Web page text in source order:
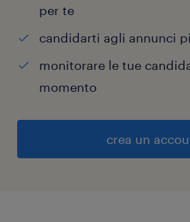
per te
candidarti agli annunci
monitorare le tue
momento
crea un